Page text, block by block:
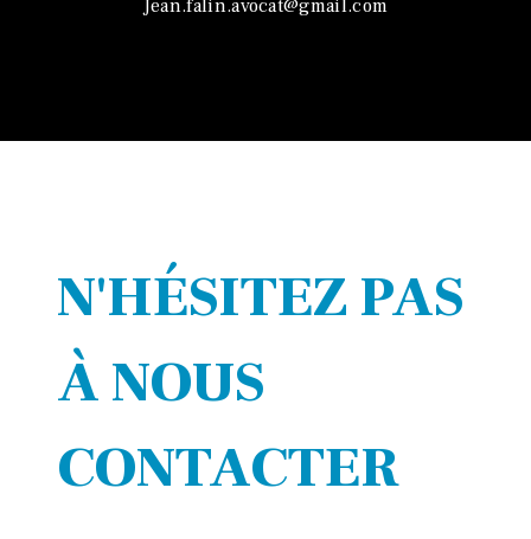
jean.falin.avocat@gmail.com
N'HÉSITEZ PAS
À NOUS
CONTACTER